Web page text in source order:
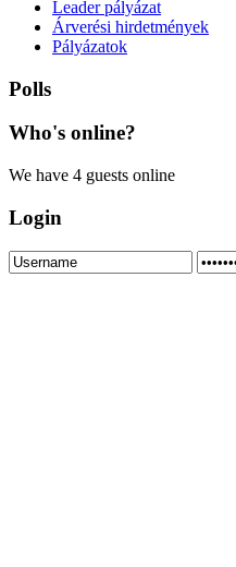
Leader pályázat
Árverési hirdetmények
Pályázatok
Polls
Who's online?
We have 4 guests online
Login